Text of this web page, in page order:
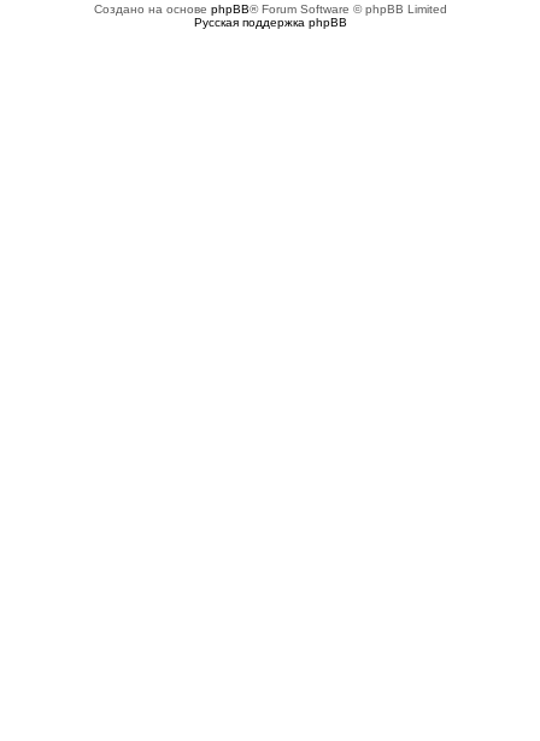
Создано на основе phpBB® Forum Software © phpBB Limited
Русская поддержка phpBB